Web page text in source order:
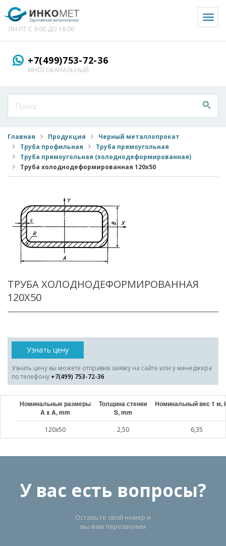
ПН-ПТ С 9:00 ДО 18:00
+7(499)753-72-36
МНОГОКАНАЛЬНЫЙ
Главная Продукция
Черный металлопрокат
Труба профильная
Труба прямоугольная
Труба прямоугольная (холоднодеформированная)
Труба холоднодеформированная 120x50
ТРУБА ХОЛОДНОДЕФОРМИРОВАННАЯ
120X50
Узнать цену
Узнать цену вы можете отправив заявку на сайте или у менеджера
по телефону +7(499) 753-72-36
Номинальные размеры
A x A, mm
Толщина стенки
S, mm
Номинальный веc 1 м,
120x50 2,50 6,35
У вас есть вопросы?
Оставьте свой номер и
мы вам перезвоним